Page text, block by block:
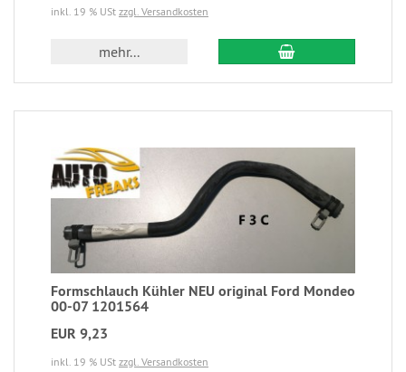
inkl. 19 % USt zzgl. Versandkosten
mehr...
Formschlauch Kühler NEU original Ford Mondeo
00-07 1201564
EUR 9,23
inkl. 19 % USt zzgl. Versandkosten